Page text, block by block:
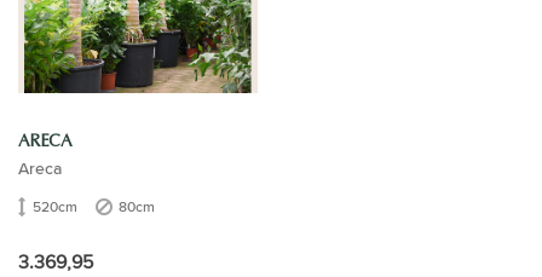
ARECA
Areca
520cm 80cm
3.369,95